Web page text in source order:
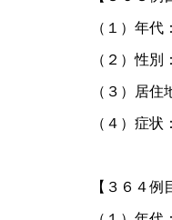
（１）年代
（２）性別
（３）居
（４）症
【３６４例